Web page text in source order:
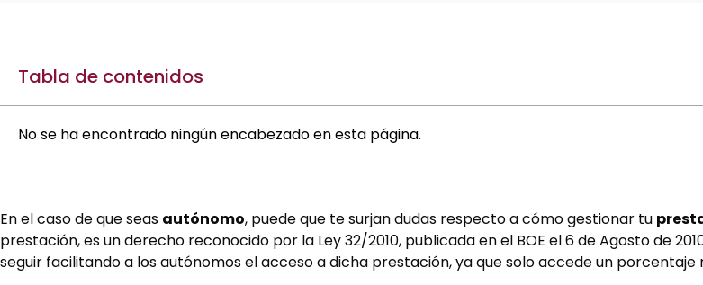
Tabla de contenidos
No se ha encontrado ningún encabezado en esta página.
En el caso de que seas autónomo, puede que te surjan dudas respecto a cómo gestionar tu
prestación, es un derecho reconocido por la Ley 32/2010, publicada en el BOE el 6 de Agosto de
seguir facilitando a los autónomos el acceso a dicha prestación, ya que solo accede un porcentaje